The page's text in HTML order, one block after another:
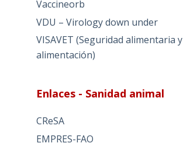
Vaccineorb
VDU – Virology down under
VISAVET (Seguridad alimentaria y
alimentación)
Enlaces - Sanidad animal
CReSA
EMPRES-FAO